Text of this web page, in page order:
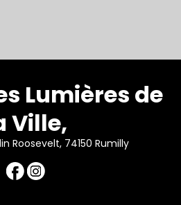
Lumières de
Ville,
Roosevelt, 74150 Rumilly